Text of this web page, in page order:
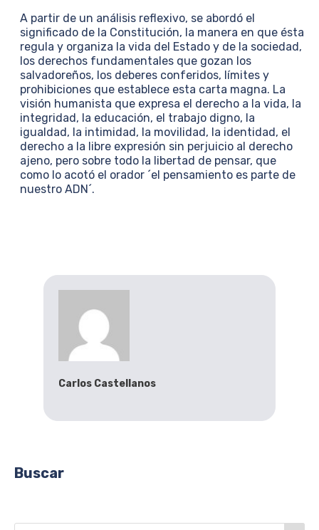
A partir de un análisis reflexivo, se abordó el
significado de la Constitución, la manera en que ésta
regula y organiza la vida del Estado y de la sociedad,
los derechos fundamentales que gozan los
salvadoreños, los deberes conferidos, límites y
prohibiciones que establece esta carta magna. La
visión humanista que expresa el derecho a la vida, la
integridad, la educación, el trabajo digno, la
igualdad, la intimidad, la movilidad, la identidad, el
derecho a la libre expresión sin perjuicio al derecho
ajeno, pero sobre todo la libertad de pensar, que
como lo acotó el orador ´el pensamiento es parte de
nuestro ADN´.
Carlos Castellanos
Buscar